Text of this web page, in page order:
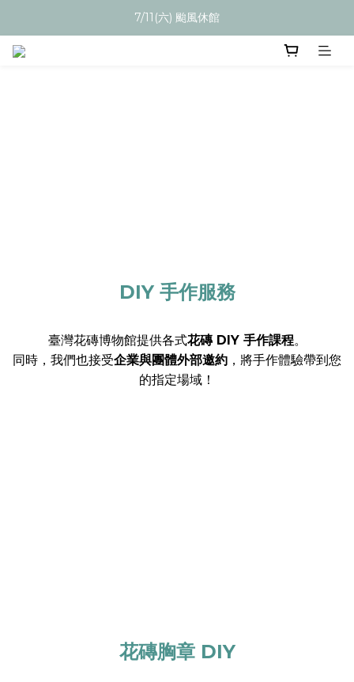
7/11(六) 颱風休館
DIY 手作服務
臺灣花磚博物館提供各式花磚 DIY 手作課程。
同時，我們也接受企業與團體外部邀約 ，將手作體驗帶到您
的指定場域！
花磚胸章 DIY